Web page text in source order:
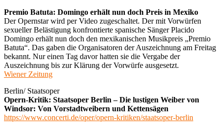
Premio Batuta: Domingo erhält nun doch Preis in Mexiko
Der Opernstar wird per Video zugeschaltet. Der mit Vorwürfen
sexueller Belästigung konfrontierte spanische Sänger Placido
Domingo erhält nun doch den mexikanischen Musikpreis „Premio
Batuta“. Das gaben die Organisatoren der Auszeichnung am Freitag
bekannt. Nur einen Tag davor hatten sie die Vergabe der
Auszeichnung bis zur Klärung der Vorwürfe ausgesetzt.
Wiener Zeitung
Berlin/ Staatsoper
Opern-Kritik: Staatsoper Berlin – Die lustigen Weiber von
Windsor: Von Vorstadtweibern und Kettensägen
https://www.concerti.de/oper/opern-kritiken/staatsoper-berlin